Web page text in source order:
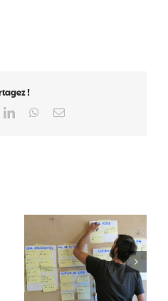
!
LinkedInWhatsApp
Email